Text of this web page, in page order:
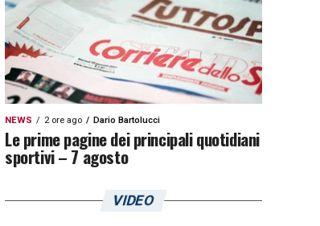
NEWS 2 ore ago Dario Bartolucci
Le prime pagine dei principali quotidiani
sportivi – 7 agosto
VIDEO